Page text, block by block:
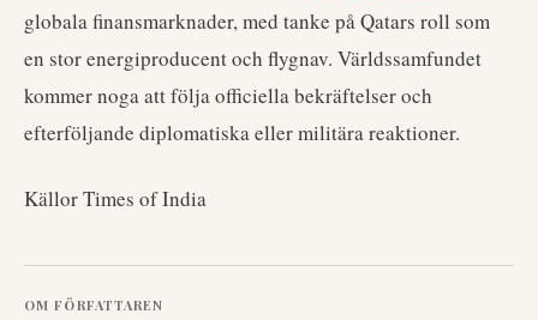
globala finansmarknader, med tanke på Qatars roll som
en stor energiproducent och flygnav. Världssamfundet
kommer noga att följa officiella bekräftelser och
efterföljande diplomatiska eller militära reaktioner.
Källor Times of India
OM FÖRFATTAREN